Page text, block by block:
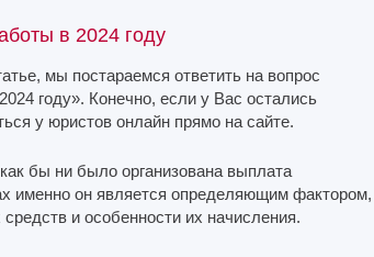
в 2024 году
мы постараемся ответить на вопрос
году». Конечно, если у Вас остались
у юристов онлайн прямо на сайте.
бы ни было организована выплата
именно он является определяющим фактором,
и особенности их начисления.